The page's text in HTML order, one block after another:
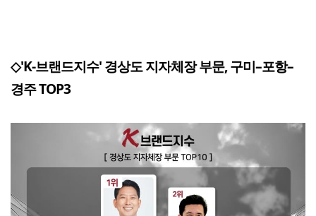
◇'K-브랜드지수' 경상도 지자체장 부문, 구미–포항–
경주 TOP3